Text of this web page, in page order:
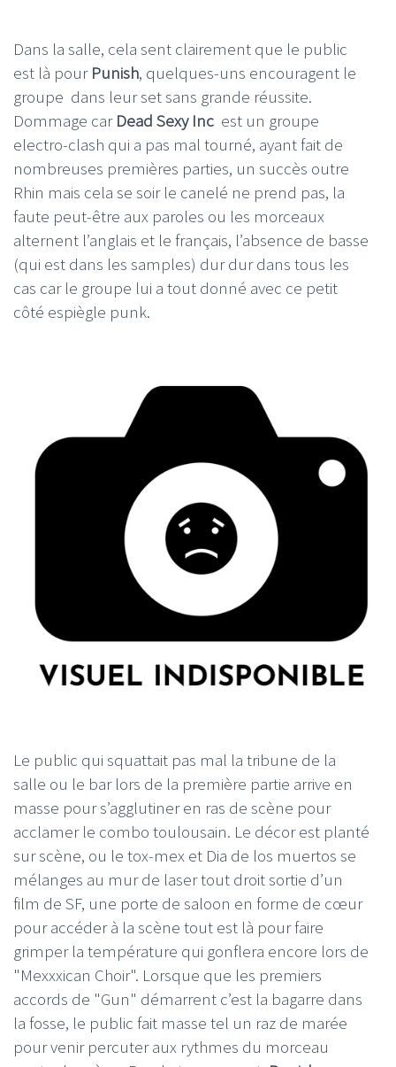
Dans la salle, cela sent clairement que le public
est là pour Punish, quelques-uns encouragent le
groupe dans leur set sans grande réussite.
Dommage car Dead Sexy Inc est un groupe
electro-clash qui a pas mal tourné, ayant fait de
nombreuses premières parties, un succès outre
Rhin mais cela se soir le canelé ne prend pas, la
faute peut-être aux paroles ou les morceaux
alternent l’anglais et le français, l’absence de basse
(qui est dans les samples) dur dur dans tous les
cas car le groupe lui a tout donné avec ce petit
côté espiègle punk.
Le public qui squattait pas mal la tribune de la
salle ou le bar lors de la première partie arrive en
masse pour s’agglutiner en ras de scène pour
acclamer le combo toulousain. Le décor est planté
sur scène, ou le tox-mex et Dia de los muertos se
mélanges au mur de laser tout droit sortie d’un
film de SF, une porte de saloon en forme de cœur
pour accéder à la scène tout est là pour faire
grimper la température qui gonflera encore lors de
"Mexxxican Choir". Lorsque que les premiers
accords de "Gun" démarrent c’est la bagarre dans
la fosse, le public fait masse tel un raz de marée
pour venir percuter aux rythmes du morceau